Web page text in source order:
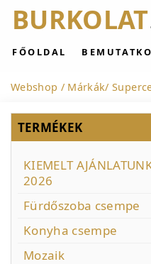
BURKOLAT
FŐOLDAL
Webshop Márkák
TERMÉKEK
KIEMELT
2026
Fürdőszoba csempe
Konyha csempe
Mozaik